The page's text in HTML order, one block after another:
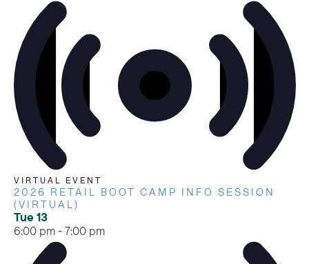
VIRTUAL EVENT
2026 RETAIL BOOT CAMP INFO SESSION
(VIRTUAL)
Tue13
6:00 pm- 7:00 pm